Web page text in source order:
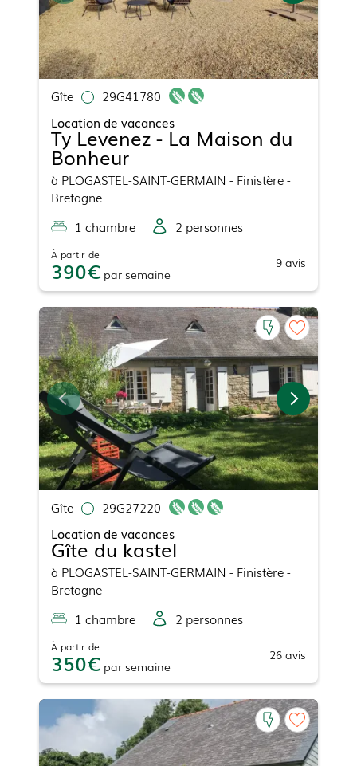
Gîte
29G41780
Location de vacances
Ty Levenez - La Maison du
Bonheur
à PLOGASTEL-SAINT-GERMAIN - Finistère -
Bretagne
1 chambre 2 personnes
À partir de
390 par semaine
9 avis
Gîte
29G27220
Location de vacances
Gîte du kastel
à PLOGASTEL-SAINT-GERMAIN - Finistère -
Bretagne
1 chambre 2 personnes
À partir de
350 par semaine
26 avis